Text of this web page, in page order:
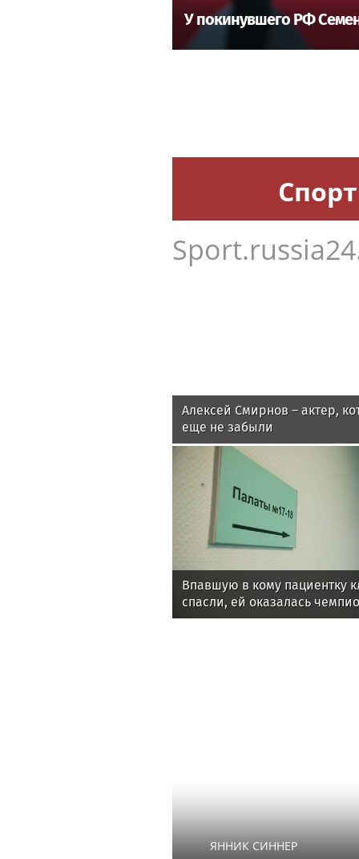
У покинувшего РФ
Спорт
Алексей Смирнов – актер,
еще не забыли
Впавшую в кому пациентку
спасли, ей оказалась
ЯННИК СИННЕР